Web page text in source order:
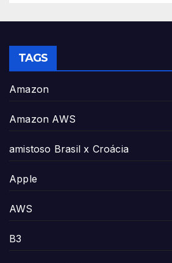
TAGS
Amazon
Amazon AWS
amistoso Brasil x Croácia
Apple
AWS
B3